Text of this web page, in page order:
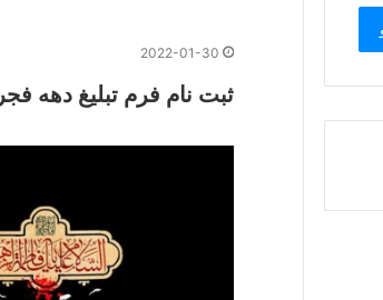
2022-01-30
ثبت نام فرم تبلیغ دهه فجر 1400